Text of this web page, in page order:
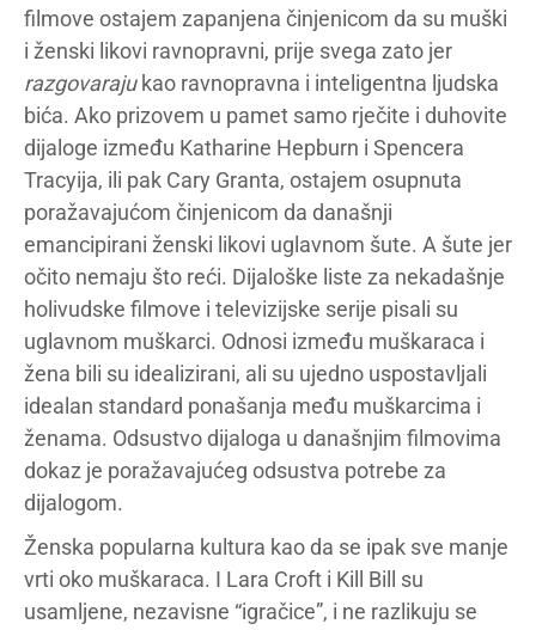
filmove ostajem zapanjena činjenicom da su muški
i ženski likovi ravnopravni, prije svega zato jer
razgovaraju kao ravnopravna i inteligentna ljudska
bića. Ako prizovem u pamet samo rječite i duhovite
dijaloge između Katharine Hepburn i Spencera
Tracyija, ili pak Cary Granta, ostajem osupnuta
poražavajućom činjenicom da današnji
emancipirani ženski likovi uglavnom šute. A šute jer
očito nemaju što reći. Dijaloške liste za nekadašnje
holivudske filmove i televizijske serije pisali su
uglavnom muškarci. Odnosi između muškaraca i
žena bili su idealizirani, ali su ujedno uspostavljali
idealan standard ponašanja među muškarcima i
ženama. Odsustvo dijaloga u današnjim filmovima
dokaz je poražavajućeg odsustva potrebe za
dijalogom.
Ženska popularna kultura kao da se ipak sve manje
vrti oko muškaraca. I Lara Croft i Kill Bill su
usamljene, nezavisne “igračice”, i ne razlikuju se